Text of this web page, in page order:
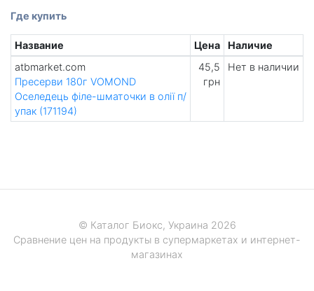
Где купить
Название Цена
Наличие
atbmarket.com
Пресерви 180г VOMOND
Оселедець філе-шматочки в олії п/
упак (171194)
45,5
грн
Нет в наличии
© Каталог Биокс, Украина 2026
Сравнение цен на продукты в супермаркетах и интернет-
магазинах